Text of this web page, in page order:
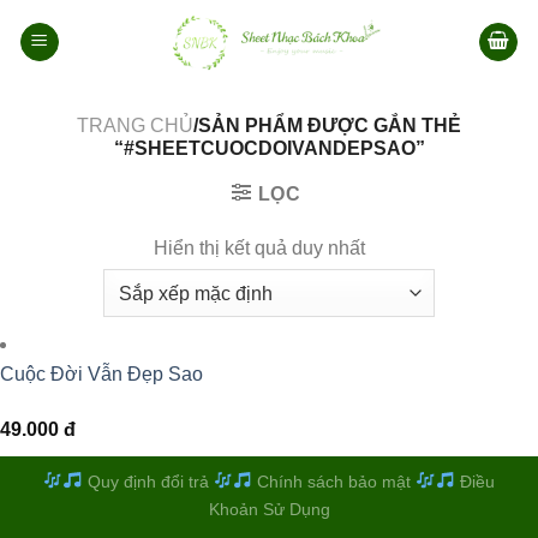
qua
TRANG CHỦ/SẢN PHẨM ĐƯỢC GẮN THẺ
“#SHEETCUOCDOIVANDEPSAO”
LỌC
Hiển thị kết quả duy nhất
Cuộc Đời Vẫn Đẹp Sao
49.000 đ
Quy định đổi trả Chính sách bảo mật
Điều
Khoản Sử Dụng